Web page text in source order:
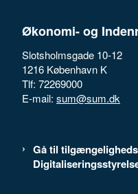
Økonomi- og
Slotsholmsgade 10-12
1216 København K
Tlf: 72269000
E-mail: sum@sum.dk
Gå til